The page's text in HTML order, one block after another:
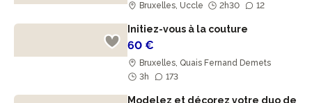
Bruxelles, Uccle 2h30 12
Initiez-vous à la couture
60 €
Bruxelles, Quais Fernand Demets
3h
173
Modelez et décorez votre duo de